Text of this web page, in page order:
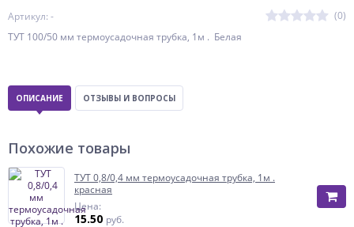
Артикул: -
(0)
ТУТ 100/50 мм термоусадочная трубка, 1м . Белая
ОПИСАНИЕ ОТЗЫВЫ И ВОПРОСЫ
Похожие товары
ТУТ 0,8/0,4 мм термоусадочная трубка, 1м .
красная
Цена:
15.50 руб.